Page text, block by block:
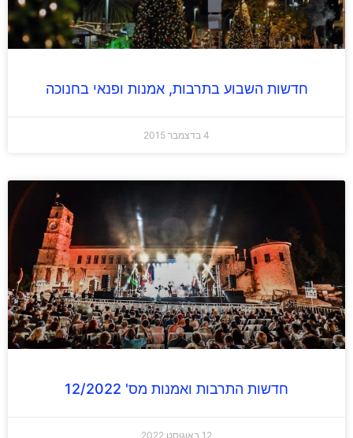
חדשות השבוע בתרבות, אמנות ופנאי בחנוכה
חדשות התרבות ואמנות מס' 12/2022